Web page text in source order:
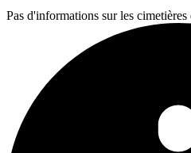
Pas d'informations sur les cimetières